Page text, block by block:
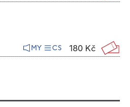
MY CS 180 Kč